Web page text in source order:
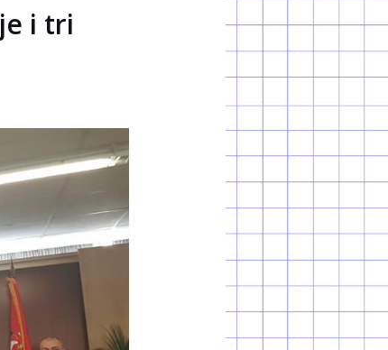
i tri